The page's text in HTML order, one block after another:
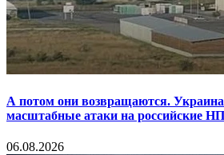
А потом они возвращаются. Украина
масштабные атаки на российские
06.08.2026